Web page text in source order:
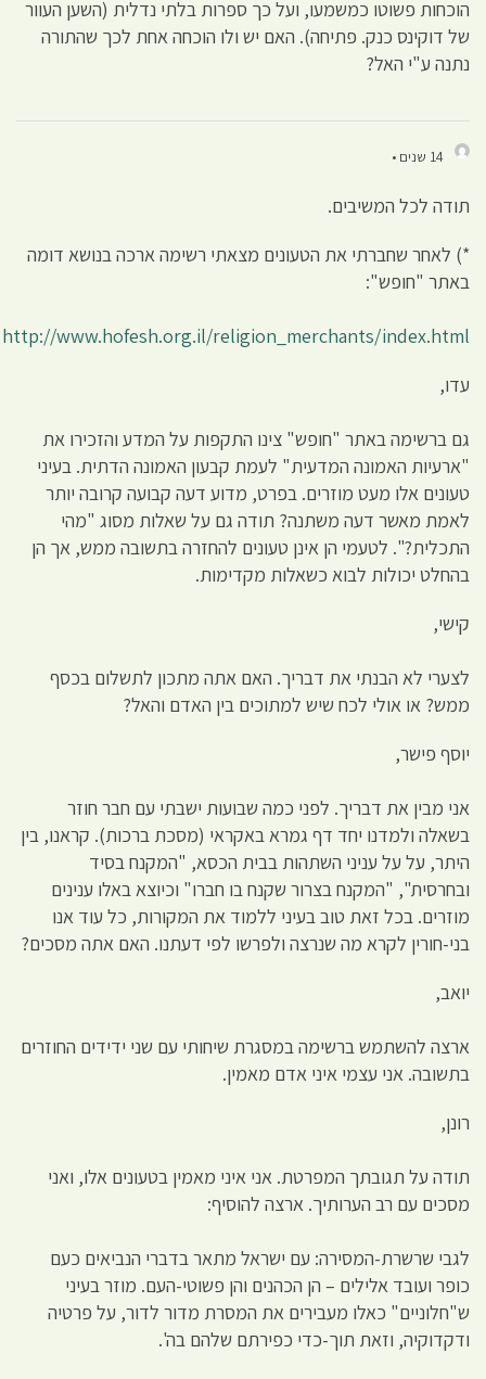
הוכחות פשוטו כמשמעו, ועל כך ספרות בלתי נדלית (השען העוור
של דוקינס כנק. פתיחה). האם יש ולו הוכחה אחת לכך שהתורה
נתנה ע"י האל?
14 שנים •
תודה לכל המשיבים.
*) לאחר שחברתי את הטעונים מצאתי רשימה ארכה בנושא דומה
באתר "חופש":
http://www.hofesh.org.il/religion_merchants/index.html
עדו,
גם ברשימה באתר "חופש" צינו התקפות על המדע והזכירו את
"ארעיות האמונה המדעית" לעמת קבעון האמונה הדתית. בעיני
טעונים אלו מעט מוזרים. בפרט, מדוע דעה קבועה קרובה יותר
לאמת מאשר דעה משתנה? תודה גם על שאלות מסוג "מהי
התכלית?". לטעמי הן אינן טעונים להחזרה בתשובה ממש, אך הן
בהחלט יכולות לבוא כשאלות מקדימות.
קישי,
לצערי לא הבנתי את דבריך. האם אתה מתכון לתשלום בכסף
ממש? או אולי לכח שיש למתוכים בין האדם והאל?
יוסף פישר,
אני מבין את דבריך. לפני כמה שבועות ישבתי עם חבר חוזר
בשאלה ולמדנו יחד דף גמרא באקראי (מסכת ברכות). קראנו, בין
היתר, על על עניני השתהות בבית הכסא, "המקנח בסיד
ובחרסית", "המקנח בצרור שקנח בו חברו" וכיוצא באלו ענינים
מוזרים. בכל זאת טוב בעיני ללמוד את המקורות, כל עוד אנו
בני-חורין לקרא מה שנרצה ולפרשו לפי דעתנו. האם אתה מסכים?
יואב,
ארצה להשתמש ברשימה במסגרת שיחותי עם שני ידידים החוזרים
בתשובה. אני עצמי איני אדם מאמין.
רונן,
תודה על תגובתך המפרטת. אני איני מאמין בטעונים אלו, ואני
מסכים עם רב הערותיך. ארצה להוסיף:
לגבי שרשרת-המסירה: עם ישראל מתאר בדברי הנביאים כעם
כופר ועובד אלילים – הן הכהנים והן פשוטי-העם. מוזר בעיני
ש"חלוניים" כאלו מעבירים את המסרת מדור לדור, על פרטיה
ודקדוקיה, וזאת תוך-כדי כפירתם שלהם בה'.